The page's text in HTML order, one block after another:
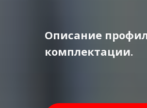
Описание
комплектации.